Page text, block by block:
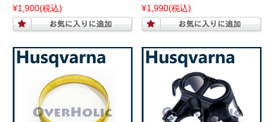
¥1,900(税込)
¥1,990(税込)